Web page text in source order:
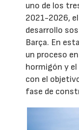
uno de los
2021-2026,
desarrollo
Barça. En
un proceso
hormigón y
con el
fase de